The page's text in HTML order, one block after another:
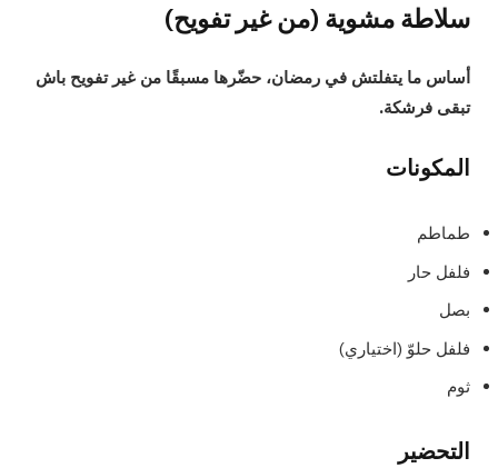
سلاطة مشوية (من غير تفويح)
أساس ما يتفلتش في رمضان، حضّرها مسبقًا من غير تفويح باش
تبقى فرشكة.
المكونات
طماطم
فلفل حار
بصل
فلفل حلوّ (اختياري)
ثوم
التحضير